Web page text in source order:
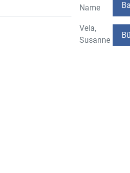
Name
Vela,
Susanne